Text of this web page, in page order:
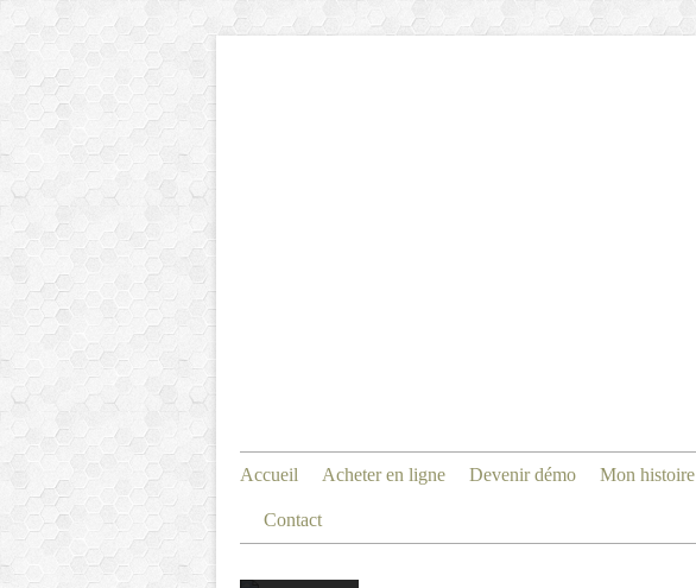
Accueil Acheter en ligne Devenir démo Mon histoire
Contact